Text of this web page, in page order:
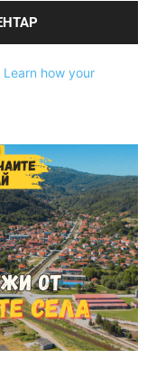
Learn how your